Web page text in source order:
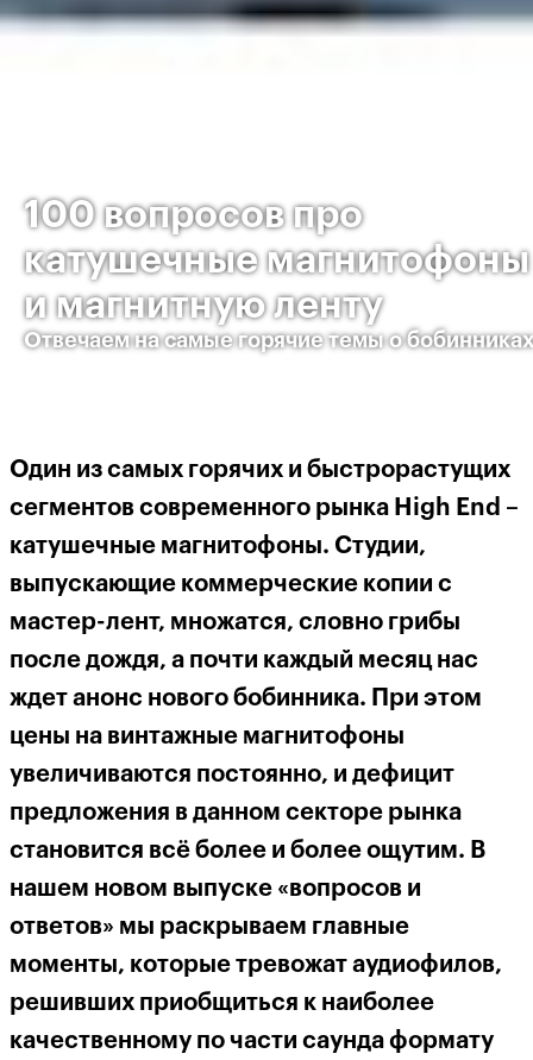
100 вопросов про
катушечные магнитофоны
и магнитную ленту
Отвечаем на самые горячие темы о бобинниках
Один из самых горячих и быстрорастущих
сегментов современного рынка High End –
катушечные магнитофоны. Студии,
выпускающие коммерческие копии с
мастер-лент, множатся, словно грибы
после дождя, а почти каждый месяц нас
ждет анонс нового бобинника. При этом
цены на винтажные магнитофоны
увеличиваются постоянно, и дефицит
предложения в данном секторе рынка
становится всё более и более ощутим. В
нашем новом выпуске «вопросов и
ответов» мы раскрываем главные
моменты, которые тревожат аудиофилов,
решивших приобщиться к наиболее
качественному по части саунда формату